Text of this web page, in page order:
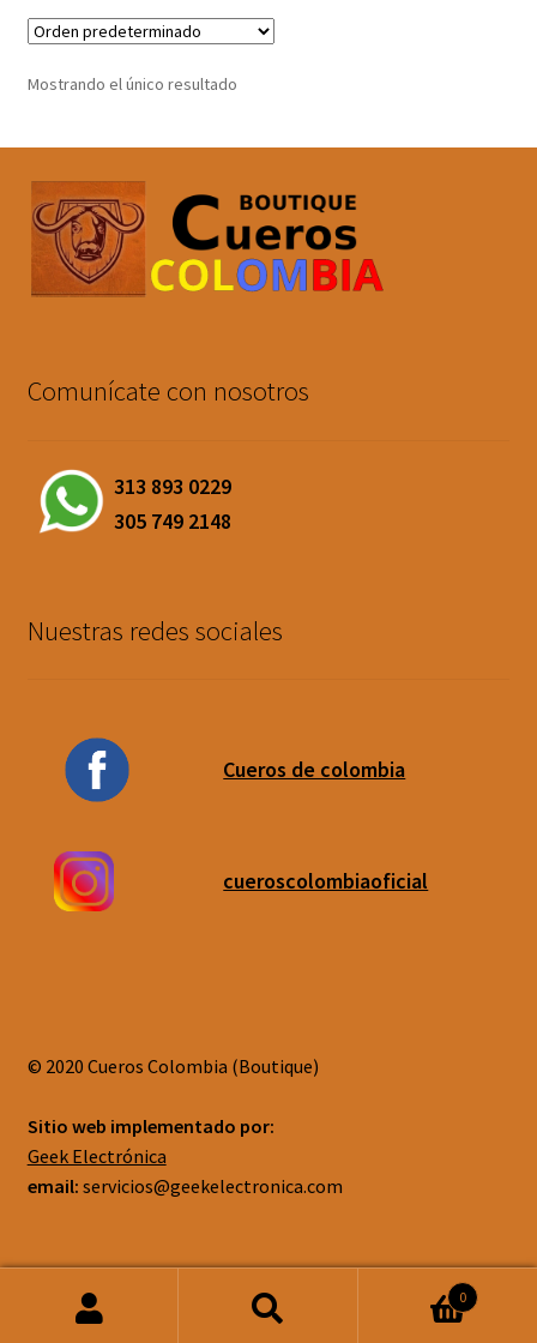
Mostrando el único resultado
Comunícate con nosotros
313 893 0229
305 749 2148
Nuestras redes sociales
Cueros de colombia
cueroscolombiaoficial
© 2020 Cueros Colombia (Boutique)
Sitio web implementado por:
Geek Electrónica
email: servicios@geekelectronica.com
0